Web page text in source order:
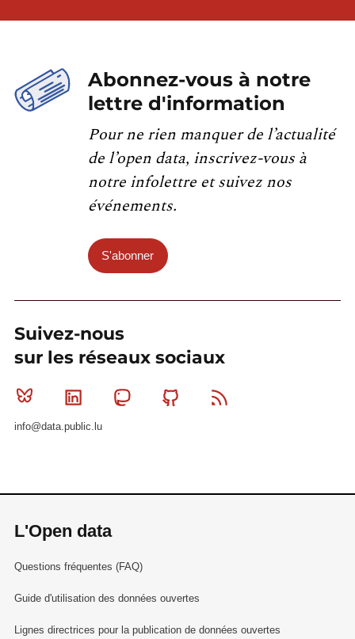
Abonnez-vous à notre
lettre d'information
Pour ne rien manquer de l’actualité
de l’open data, inscrivez-vous à
notre infolettre et suivez nos
événements.
S'abonner
Suivez-nous
sur les réseaux sociaux
Bluesky Linkedin MastodonGithub
info@data.public.lu
L'Open data
Questions fréquentes (FAQ)
Guide d'utilisation des données ouvertes
Lignes directrices pour la publication de données ouvertes